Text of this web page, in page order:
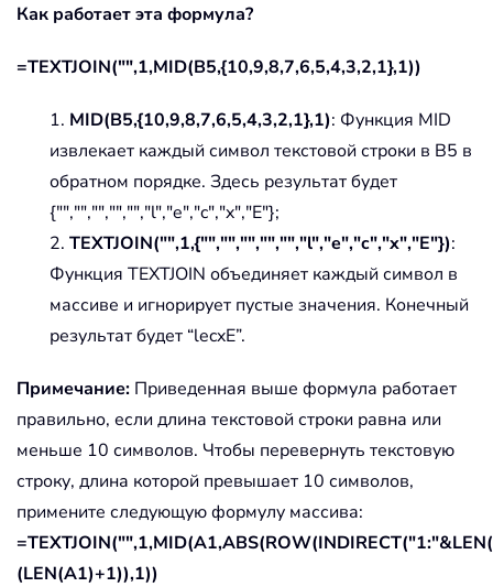
Как работает эта формула?
=TEXTJOIN("",1,MID(B5,{10,9,8,7,6,5,4,3,2,1},1))
1. MID(B5,{10,9,8,7,6,5,4,3,2,1},1): Функция MID
извлекает каждый символ текстовой строки в B5 в
обратном порядке. Здесь результат будет
{"","","","","","l","e","c","x","E"};
2. TEXTJOIN("",1,{"","","","","","l","e","c","x","E"}):
Функция TEXTJOIN объединяет каждый символ в
массиве и игнорирует пустые значения. Конечный
результат будет “lecxE”.
Примечание: Приведенная выше формула работает
правильно, если длина текстовой строки равна или
меньше 10 символов. Чтобы перевернуть текстовую
строку, длина которой превышает 10 символов,
примените следующую формулу массива:
(LEN(A1)+1)),1))